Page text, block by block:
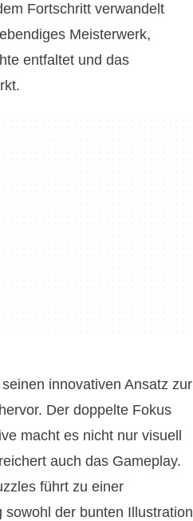
Fortschritt verwandelt
Meisterwerk,
entfaltet und das
innovativen Ansatz zur
Der doppelte Fokus
macht es nicht nur visuell
auch das Gameplay.
führt zu einer
sowohl der bunten Illustration